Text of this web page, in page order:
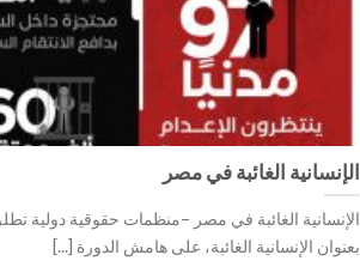
الإنسانية الغائبة في مصر
الإنسانية الغائبة في مصر –منظمات حقوقية دولية
بعنوان الإنسانية الغائبة، على هامش الدورة [...]